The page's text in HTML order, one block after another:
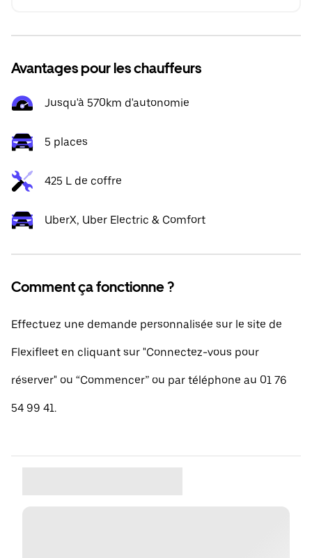
Avantages pour les chauffeurs
Jusqu'à 570km d'autonomie
5 places
425 L de coffre
UberX, Uber Electric & Comfort
Comment ça fonctionne ?
Effectuez une demande personnalisée sur le site de
Flexifleet en cliquant sur "Connectez-vous pour
réserver" ou “Commencer” ou par téléphone au 01 76
54 99 41.